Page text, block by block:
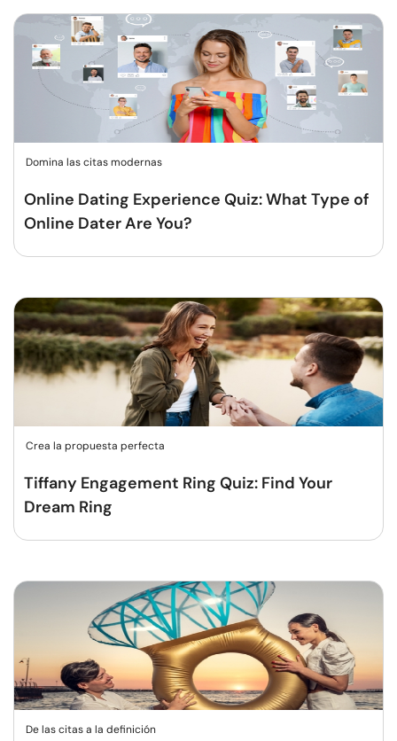
Domina las citas modernas
Online Dating Experience Quiz: What Type of
Online Dater Are You?
Crea la propuesta perfecta
Tiffany Engagement Ring Quiz: Find Your
Dream Ring
De las citas a la definición